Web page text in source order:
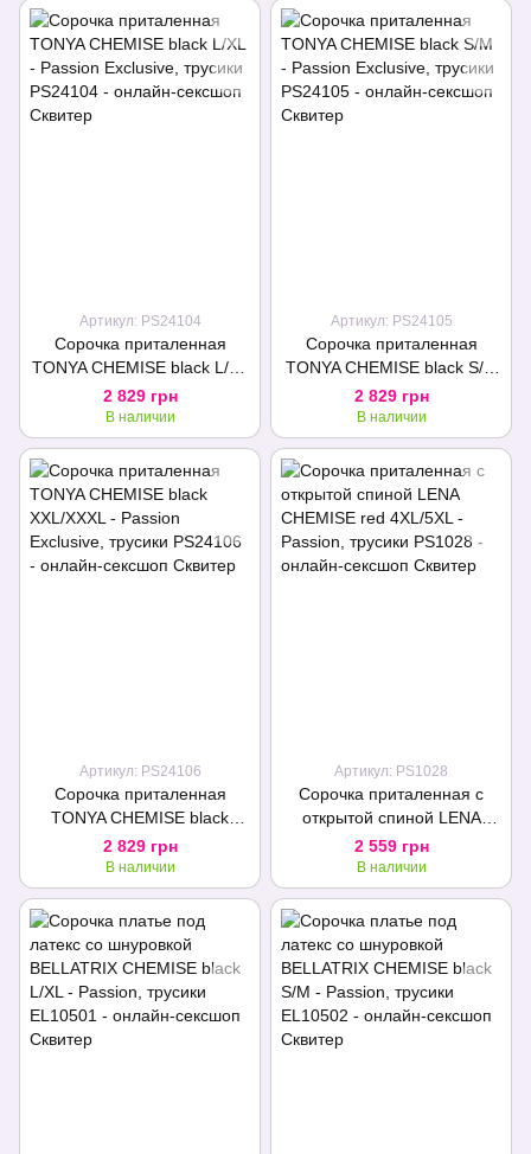
Артикул: PS24104
Сорочка приталенная
TONYA CHEMISE black L/XL
- Passion Exclusive, трусики
2 829 грн
В наличии
Артикул: PS24105
Сорочка приталенная
TONYA CHEMISE black S/M
- Passion Exclusive, трусики
2 829 грн
В наличии
Артикул: PS24106
Сорочка приталенная
TONYA CHEMISE black
XXL/XXXL - Passion
Exclusive, трусики
2 829 грн
В наличии
Артикул: PS1028
Сорочка приталенная с
открытой спиной LENA
CHEMISE red 4XL/5XL -
Passion, трусики
2 559 грн
В наличии